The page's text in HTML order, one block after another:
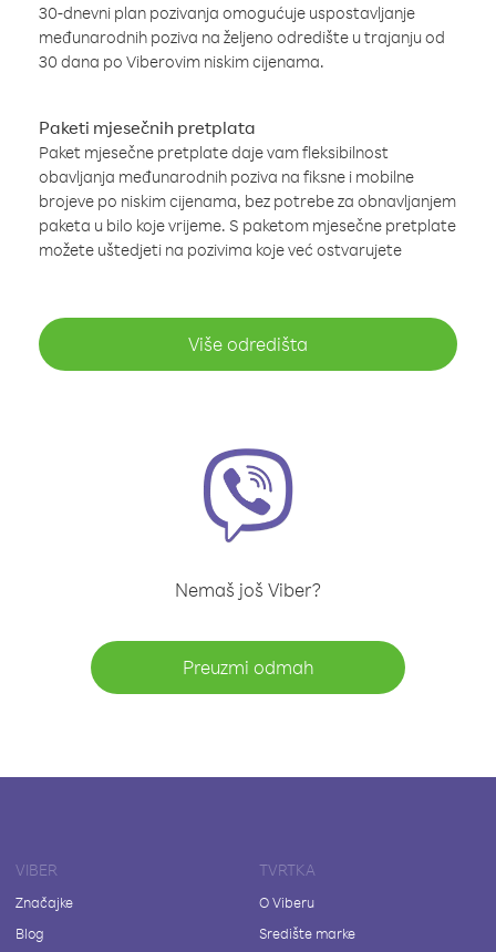
30-dnevni plan pozivanja omogućuje uspostavljanje
međunarodnih poziva na željeno odredište u trajanju od
30 dana po Viberovim niskim cijenama.
Paketi mjesečnih pretplata
Paket mjesečne pretplate daje vam fleksibilnost
obavljanja međunarodnih poziva na fiksne i mobilne
brojeve po niskim cijenama, bez potrebe za obnavljanjem
paketa u bilo koje vrijeme. S paketom mjesečne pretplate
možete uštedjeti na pozivima koje već ostvarujete
Više odredišta
Nemaš još Viber?
Preuzmi odmah
VIBER
Značajke
Blog
TVRTKA
O Viberu
Središte marke